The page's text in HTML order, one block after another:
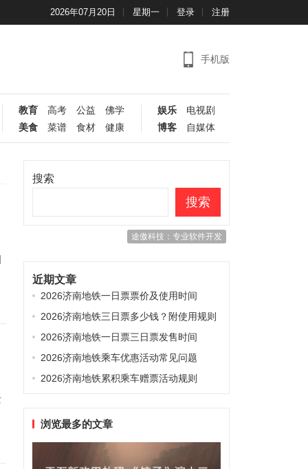
2026年07月20日 星期一 登录 注册
手机版
教育 高考 公益
佛学
美食
菜谱 食材 健康
娱乐
电视剧
博客
自媒体
搜索
搜索
途傲科技：专业软件开发
近期文章
2026济南地铁一日票票价及使用时间
2026济南地铁三日票多少钱？附使用规则
2026济南地铁一日票三日票发售时间
2026济南地铁乘车优惠活动常见问题
2026济南地铁累积乘车赠票活动规则
浏览最多的文章